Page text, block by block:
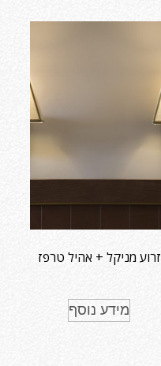
זרוע מניקל + אהיל טרפז
מידע נוסף